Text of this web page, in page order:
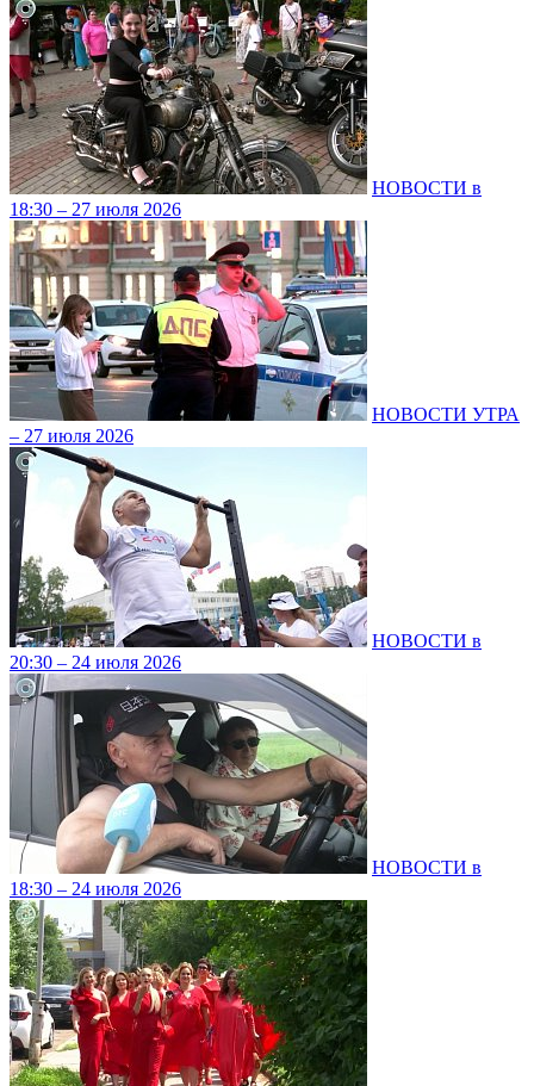
НОВОСТИ в
18:30 – 27 июля 2026
НОВОСТИ УТРА
– 27 июля 2026
НОВОСТИ в
20:30 – 24 июля 2026
НОВОСТИ в
18:30 – 24 июля 2026